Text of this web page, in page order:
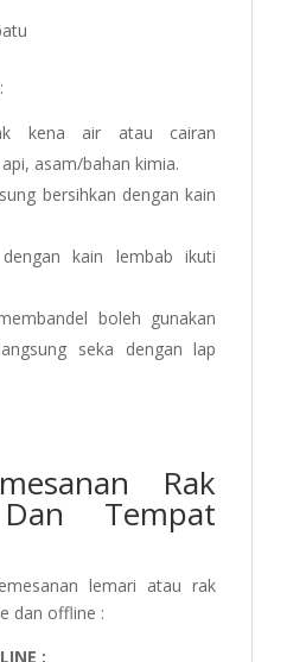
kena air atau cairan
asam/bahan kimia.
bersihkan dengan kain
kain lembab ikuti
boleh gunakan
seka dengan lap
Rak
Tempat
lemari atau rak
dan offline :
: